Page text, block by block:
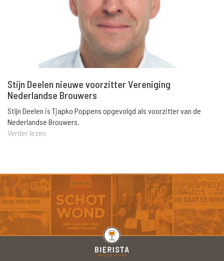
Stijn Deelen nieuwe voorzitter Vereniging
Nederlandse Brouwers
Stijn Deelen is Tjapko Poppens opgevolgd als voorzitter van de
Nederlandse Brouwers.
Verder lezen